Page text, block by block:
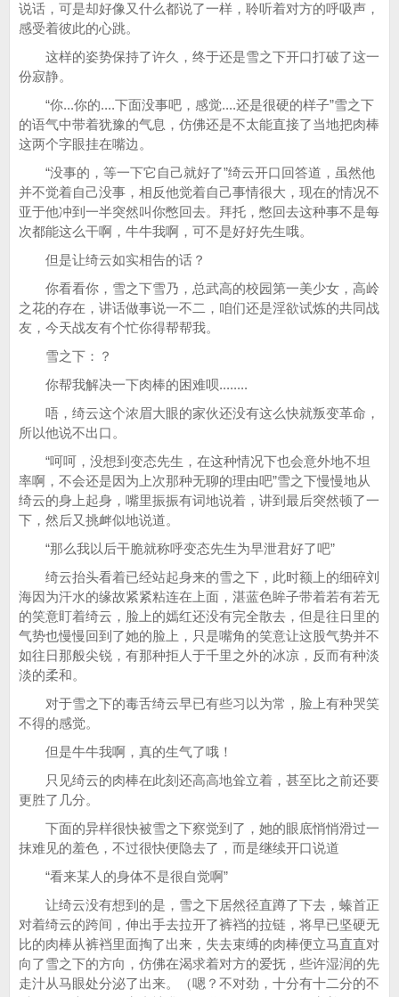
说话，可是却好像又什么都说了一样，聆听着对方的呼吸声，
感受着彼此的心跳。
这样的姿势保持了许久，终于还是雪之下开口打破了这一
份寂静。
“你...你的....下面没事吧，感觉....还是很硬的样子”雪之下
的语气中带着犹豫的气息，仿佛还是不太能直接了当地把肉棒
这两个字眼挂在嘴边。
“没事的，等一下它自己就好了”绮云开口回答道，虽然他
并不觉着自己没事，相反他觉着自己事情很大，现在的情况不
亚于他冲到一半突然叫你憋回去。拜托，憋回去这种事不是每
次都能这么干啊，牛牛我啊，可不是好好先生哦。
但是让绮云如实相告的话？
你看看你，雪之下雪乃，总武高的校园第一美少女，高岭
之花的存在，讲话做事说一不二，咱们还是淫欲试炼的共同战
友，今天战友有个忙你得帮帮我。
雪之下：？
你帮我解决一下肉棒的困难呗........
唔，绮云这个浓眉大眼的家伙还没有这么快就叛变革命，
所以他说不出口。
“呵呵，没想到变态先生，在这种情况下也会意外地不坦
率啊，不会还是因为上次那种无聊的理由吧”雪之下慢慢地从
绮云的身上起身，嘴里振振有词地说着，讲到最后突然顿了一
下，然后又挑衅似地说道。
“那么我以后干脆就称呼变态先生为早泄君好了吧”
绮云抬头看着已经站起身来的雪之下，此时额上的细碎刘
海因为汗水的缘故紧紧粘连在上面，湛蓝色眸子带着若有若无
的笑意盯着绮云，脸上的嫣红还没有完全散去，但是往日里的
气势也慢慢回到了她的脸上，只是嘴角的笑意让这股气势并不
如往日那般尖锐，有那种拒人于千里之外的冰凉，反而有种淡
淡的柔和。
对于雪之下的毒舌绮云早已有些习以为常，脸上有种哭笑
不得的感觉。
但是牛牛我啊，真的生气了哦！
只见绮云的肉棒在此刻还高高地耸立着，甚至比之前还要
更胜了几分。
下面的异样很快被雪之下察觉到了，她的眼底悄悄滑过一
抹难见的羞色，不过很快便隐去了，而是继续开口说道
“看来某人的身体不是很自觉啊”
让绮云没有想到的是，雪之下居然径直蹲了下去，螓首正
对着绮云的跨间，伸出手去拉开了裤裆的拉链，将早已坚硬无
比的肉棒从裤裆里面掏了出来，失去束缚的肉棒便立马直直对
向了雪之下的方向，仿佛在渴求着对方的爱抚，些许湿润的先
走汁从马眼处分泌了出来。（嗯？不对劲，十分有十二分的不